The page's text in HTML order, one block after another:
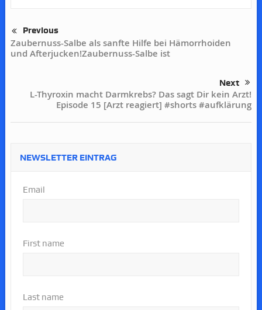
Previous
Zaubernuss-Salbe als sanfte Hilfe bei Hämorrhoiden
und Afterjucken!Zaubernuss-Salbe ist
Next
L-Thyroxin macht Darmkrebs? Das sagt Dir kein Arzt!
Episode 15 [Arzt reagiert] #shorts #aufklärung
NEWSLETTER EINTRAG
Email
First name
Last name